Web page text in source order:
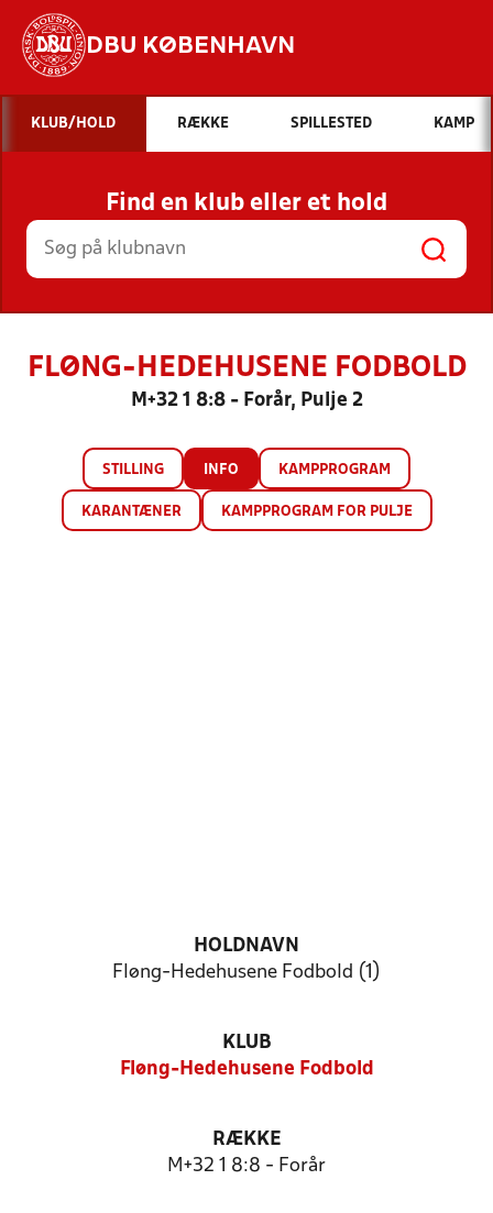
DBU KØBENHAVN
Hvad vil du søge efter?
INDHOLD OG NYHEDER
STILLINGER, RESULTATER, KLUBBER OG
HOLD
KLUB/HOLD RÆKKE SPILLESTED KAMP
Find en klub eller et hold
FLØNG-HEDEHUSENE FODBOLD
M+32 1 8:8 - Forår, Pulje 2
STILLING INFO KAMPPROGRAM
KARANTÆNER KAMPPROGRAM FOR PULJE
HOLDNAVN
Fløng-Hedehusene Fodbold (1)
KLUB
Fløng-Hedehusene Fodbold
RÆKKE
M+32 1 8:8 - Forår